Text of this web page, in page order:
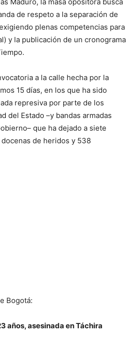
de respeto a la separación de
plenas competencias para
y la publicación de un cronograma
a la calle hecha por la
15 días, en los que ha sido
represiva por parte de los
del Estado –y bandas armadas
que ha dejado a siete
de heridos y 538
Bogotá:
años, asesinada en Táchira